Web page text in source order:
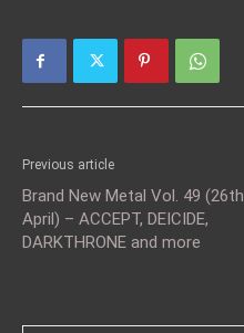
Previous article
Brand New Metal Vol. 49 (26th
April) – ACCEPT, DEICIDE,
DARKTHRONE and more